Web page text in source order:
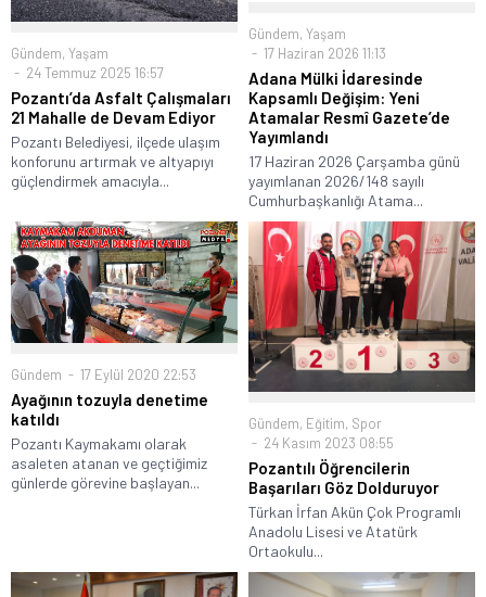
Gündem, Yaşam
24 Temmuz 2025 16:57
Pozantı’da Asfalt Çalışmaları
21 Mahalle de Devam Ediyor
Pozantı Belediyesi, ilçede ulaşım
konforunu artırmak ve altyapıyı
güçlendirmek amacıyla...
Gündem, Yaşam
17 Haziran 2026 11:13
Adana Mülki İdaresinde
Kapsamlı Değişim: Yeni
Atamalar Resmî Gazete’de
Yayımlandı
17 Haziran 2026 Çarşamba günü
yayımlanan 2026/148 sayılı
Cumhurbaşkanlığı Atama...
Gündem 17 Eylül 2020 22:53
Ayağının tozuyla denetime
katıldı
Pozantı Kaymakamı olarak
asaleten atanan ve geçtiğimiz
günlerde görevine başlayan...
Gündem, Eğitim, Spor
24 Kasım 2023 08:55
Pozantılı Öğrencilerin
Başarıları Göz Dolduruyor
Türkan İrfan Akün Çok Programlı
Anadolu Lisesi ve Atatürk
Ortaokulu...